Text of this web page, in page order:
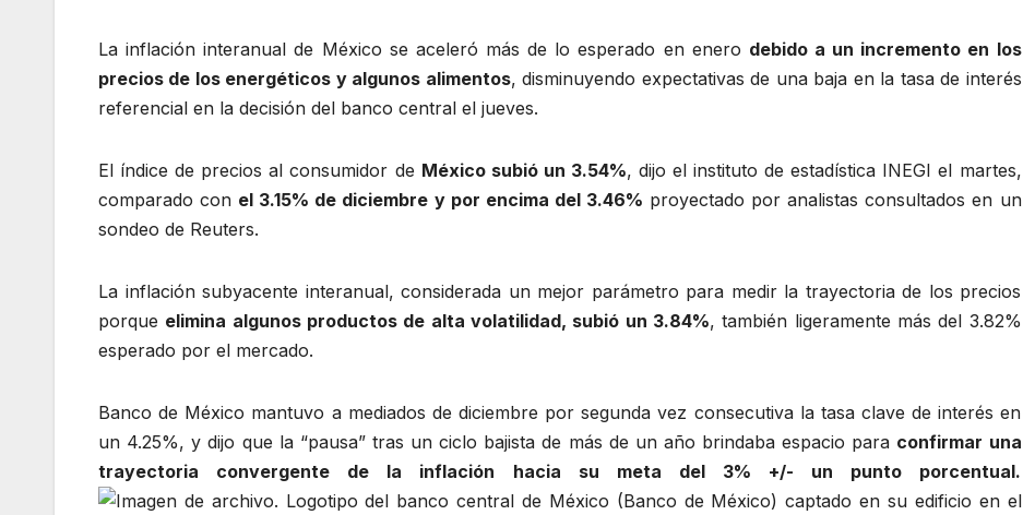
La inflación interanual de México se aceleró más de lo esperado en enero debido a un incremento en los
precios de los energéticos y algunos alimentos, disminuyendo expectativas de una baja en la tasa de interés
referencial en la decisión del banco central el jueves.
El índice de precios al consumidor de México subió un 3.54%, dijo el instituto de estadística INEGI el martes,
comparado con el 3.15% de diciembre y por encima del 3.46% proyectado por analistas consultados en un
sondeo de Reuters.
La inflación subyacente interanual, considerada un mejor parámetro para medir la trayectoria de los precios
porque elimina algunos productos de alta volatilidad, subió un 3.84%, también ligeramente más del 3.82%
esperado por el mercado.
Banco de México mantuvo a mediados de diciembre por segunda vez consecutiva la tasa clave de interés en
un 4.25%, y dijo que la “pausa” tras un ciclo bajista de más de un año brindaba espacio para confirmar una
trayectoria convergente de la inflación hacia su meta del 3% +/- un punto porcentual.